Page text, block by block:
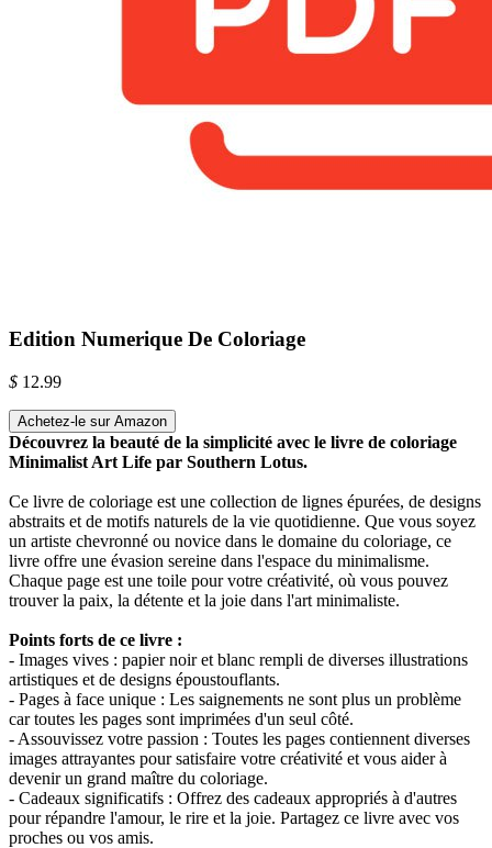
Edition Numerique De Coloriage
$ 12.99
Achetez-le sur Amazon
Découvrez la beauté de la simplicité avec le livre de coloriage
Minimalist Art Life par Southern Lotus.
Ce livre de coloriage est une collection de lignes épurées, de designs
abstraits et de motifs naturels de la vie quotidienne. Que vous soyez
un artiste chevronné ou novice dans le domaine du coloriage, ce
livre offre une évasion sereine dans l'espace du minimalisme.
Chaque page est une toile pour votre créativité, où vous pouvez
trouver la paix, la détente et la joie dans l'art minimaliste.
Points forts de ce livre :
- Images vives : papier noir et blanc rempli de diverses illustrations
artistiques et de designs époustouflants.
- Pages à face unique : Les saignements ne sont plus un problème
car toutes les pages sont imprimées d'un seul côté.
- Assouvissez votre passion : Toutes les pages contiennent diverses
images attrayantes pour satisfaire votre créativité et vous aider à
devenir un grand maître du coloriage.
- Cadeaux significatifs : Offrez des cadeaux appropriés à d'autres
pour répandre l'amour, le rire et la joie. Partagez ce livre avec vos
proches ou vos amis.